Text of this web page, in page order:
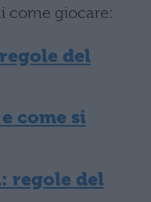
come giocare:
del
come si
regole del